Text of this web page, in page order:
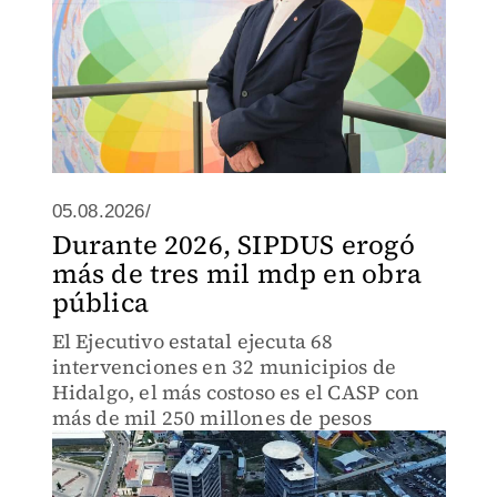
05.08.2026/
Durante 2026, SIPDUS erogó
más de tres mil mdp en obra
pública
El Ejecutivo estatal ejecuta 68
intervenciones en 32 municipios de
Hidalgo, el más costoso es el CASP con
más de mil 250 millones de pesos